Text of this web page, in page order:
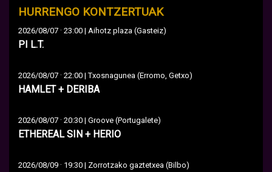
HURRENGO KONTZERTUAK
2026/08/07 · 23:00 | Aihotz plaza (Gasteiz)
PI L.T.
2026/08/07 · 22:00 | Txosnagunea (Erromo, Getxo)
HAMLET + DERIBA
2026/08/07 · 20:30 | Groove (Portugalete)
ETHEREAL SIN + HERIO
2026/08/09 · 19:30 | Zorrotzako gaztetxea (Bilbo)